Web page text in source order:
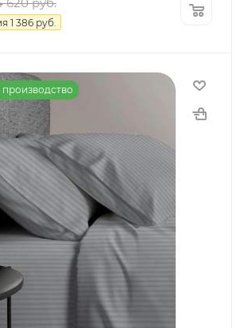
1 386 руб.